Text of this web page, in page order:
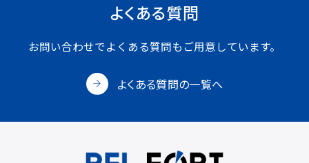
よくある質問
お問い合わせでよくある質問もご用意しています。
よくある質問の一覧へ